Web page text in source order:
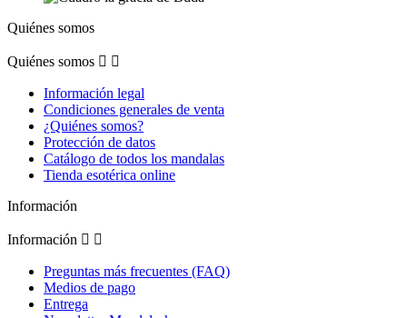
Quiénes somos
Quiénes somos  
Información legal
Condiciones generales de venta
¿Quiénes somos?
Protección de datos
Catálogo de todos los mandalas
Tienda esotérica online
Información
Información  
Preguntas más frecuentes (FAQ)
Medios de pago
Entrega